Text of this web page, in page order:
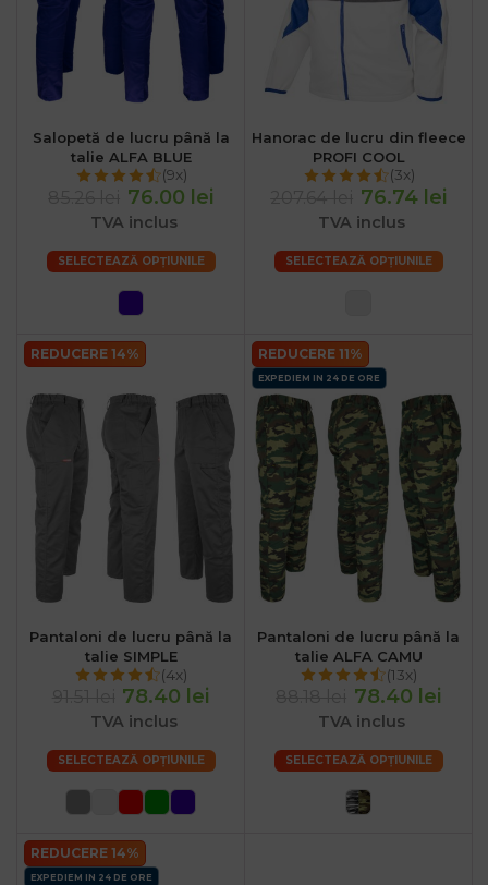
Salopetă de lucru până la
talie ALFA BLUE
(9x)
76.00 lei
TVA inclus
SELECTEAZĂ OPȚIUNILE
Hanorac de lucru din fleece
PROFI COOL
(3x)
76.74 lei
TVA inclus
SELECTEAZĂ OPȚIUNILE
REDUCERE 14%
Pantaloni de lucru până la
talie SIMPLE
(4x)
78.40 lei
TVA inclus
SELECTEAZĂ OPȚIUNILE
REDUCERE 11%
EXPEDIEM IN 24 DE ORE
Pantaloni de lucru până la
talie ALFA CAMU
(13x)
78.40 lei
TVA inclus
SELECTEAZĂ OPȚIUNILE
REDUCERE 14%
EXPEDIEM IN 24 DE ORE